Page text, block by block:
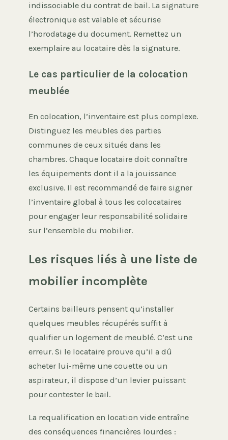
indissociable du contrat de bail. La signature
électronique est valable et sécurise
l’horodatage du document. Remettez un
exemplaire au locataire dès la signature.
Le cas particulier de la colocation
meublée
En colocation, l’inventaire est plus complexe.
Distinguez les meubles des parties
communes de ceux situés dans les
chambres. Chaque locataire doit connaître
les équipements dont il a la jouissance
exclusive. Il est recommandé de faire signer
l’inventaire global à tous les colocataires
pour engager leur responsabilité solidaire
sur l’ensemble du mobilier.
Les risques liés à une liste de
mobilier incomplète
Certains bailleurs pensent qu’installer
quelques meubles récupérés suffit à
qualifier un logement de meublé. C’est une
erreur. Si le locataire prouve qu’il a dû
acheter lui-même une couette ou un
aspirateur, il dispose d’un levier puissant
pour contester le bail.
La requalification en location vide entraîne
des conséquences financières lourdes :